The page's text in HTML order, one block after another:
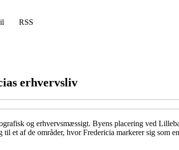
RSS
erhvervsliv
og erhvervsmæssigt. Byens placering ved
et af de områder, hvor Fredericia markerer sig